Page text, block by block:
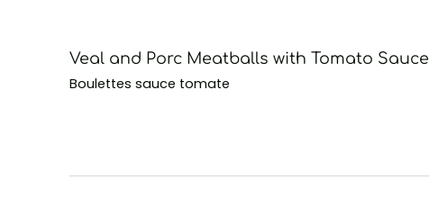
Veal and Porc Meatballs with Tomato Sauce
Boulettes sauce tomate